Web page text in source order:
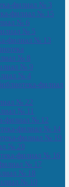
филиал № 3
филиал № 15
№ 6
№ 5
филиал № 13
№ 8
№ 9
№ 4
филиал
№ 22
№ 11
филиал № 12
филиал № 14
филиал № 19
№ 20
филиал № 16
филиал № 17
№ 18
№ 10